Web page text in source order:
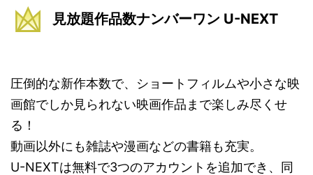
見放題作品数ナンバーワン U-NEXT
圧倒的な新作本数で、ショートフィルムや小さな映
画館でしか見られない映画作品まで楽しみ尽くせ
る！
動画以外にも雑誌や漫画などの書籍も充実。
U-NEXTは無料で3つのアカウントを追加でき、同